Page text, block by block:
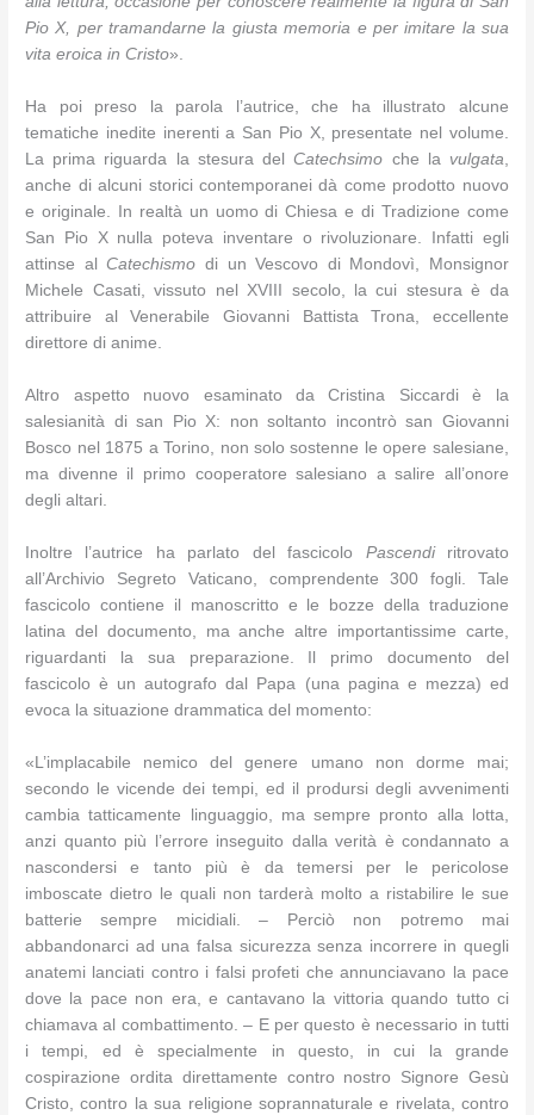
Pio X, per tramandarne la giusta memoria e per imitare la sua
vita eroica in Cristo».
Ha poi preso la parola l’autrice, che ha illustrato alcune
tematiche inedite inerenti a San Pio X, presentate nel volume.
La prima riguarda la stesura del Catechsimo che la vulgata,
anche di alcuni storici contemporanei dà come prodotto nuovo
e originale. In realtà un uomo di Chiesa e di Tradizione come
San Pio X nulla poteva inventare o rivoluzionare. Infatti egli
attinse al Catechismo di un Vescovo di Mondovì, Monsignor
Michele Casati, vissuto nel XVIII secolo, la cui stesura è da
attribuire al Venerabile Giovanni Battista Trona, eccellente
direttore di anime.
Altro aspetto nuovo esaminato da Cristina Siccardi è la
salesianità di san Pio X: non soltanto incontrò san Giovanni
Bosco nel 1875 a Torino, non solo sostenne le opere salesiane,
ma divenne il primo cooperatore salesiano a salire all’onore
degli altari.
Inoltre l’autrice ha parlato del fascicolo Pascendiritrovato
all’Archivio Segreto Vaticano, comprendente 300 fogli. Tale
fascicolo contiene il manoscritto e le bozze della traduzione
latina del documento, ma anche altre importantissime carte,
riguardanti la sua preparazione. Il primo documento del
fascicolo è un autografo dal Papa (una pagina e mezza) ed
evoca la situazione drammatica del momento:
«L’implacabile nemico del genere umano non dorme mai;
secondo le vicende dei tempi, ed il prodursi degli avvenimenti
cambia tatticamente linguaggio, ma sempre pronto alla lotta,
anzi quanto più l’errore inseguito dalla verità è condannato a
nascondersi e tanto più è da temersi per le pericolose
imboscate dietro le quali non tarderà molto a ristabilire le sue
batterie sempre micidiali. – Perciò non potremo mai
abbandonarci ad una falsa sicurezza senza incorrere in quegli
anatemi lanciati contro i falsi profeti che annunciavano la pace
dove la pace non era, e cantavano la vittoria quando tutto ci
chiamava al combattimento. – E per questo è necessario in tutti
i tempi, ed è specialmente in questo, in cui la grande
cospirazione ordita direttamente contro nostro Signore Gesù
Cristo, contro la sua religione soprannaturale e rivelata, contro